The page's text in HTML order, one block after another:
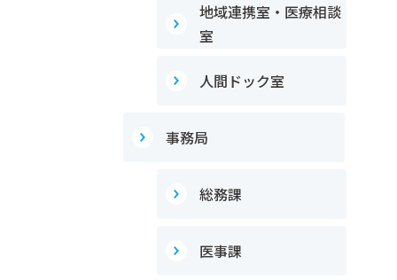
地域連携室・医療相談
室
人間ドック室
事務局
総務課
医事課